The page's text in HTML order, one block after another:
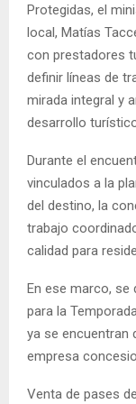
Protegidas, el
local, Matías
con prestadores
definir líneas de
mirada integral y
desarrollo
Durante el
vinculados a la
del destino, la
trabajo
calidad para
En ese marco, se
para la
ya se encuentran
empresa
Venta de pases